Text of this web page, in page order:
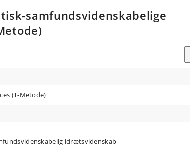
samfundsvidenskabelige
(T-Metode)
idrætsvidenskab